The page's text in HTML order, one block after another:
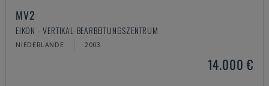
MV2
EIKON - VERTIKAL-BEARBEITUNGSZENTRUM
NIEDERLANDE 2003
14.000 €